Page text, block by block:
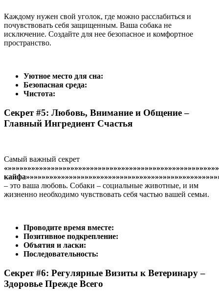
Каждому нужен свой уголок, где можно расслабиться и
почувствовать себя защищенным. Ваша собака не
исключение. Создайте для нее безопасное и комфортное
пространство.
Уютное место для сна:
Безопасная среда:
Чистота:
Секрет #5: Любовь, Внимание и Общение –
Главный Ингредиент Счастья
Самый важный секрет
– это ваша любовь. Собаки – социальные животные, и им
жизненно необходимо чувствовать себя частью вашей семьи.
Проводите время вместе:
Позитивное подкрепление:
Объятия и ласки:
Последовательность:
Секрет #6: Регулярные Визиты к Ветеринару –
Здоровье Прежде Всего